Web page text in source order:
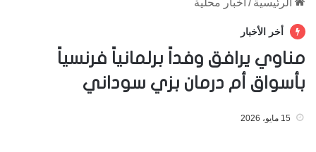
الرئيسية / أخبار محلية
أخر الأخبار
مناوي يرافق وفداً برلمانياً فرنسياً
بأسواق أم درمان بزي سوداني
15 مايو، 2026